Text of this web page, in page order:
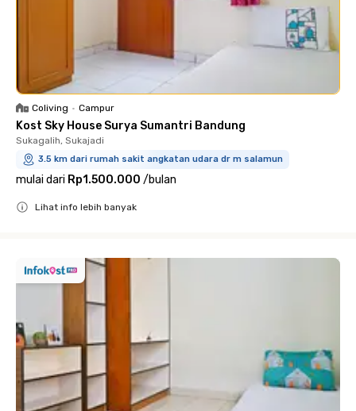
Coliving • Campur
Kost Sky House Surya Sumantri Bandung
Sukagalih, Sukajadi
3.5 km dari rumah sakit angkatan udara dr m salamun
mulai dari Rp1.500.000 /bulan
Lihat info lebih banyak